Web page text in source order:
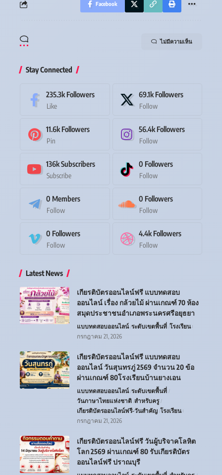
Facebook
ไม่มีความเห็น
Stay Connected
235.3k Followers
Like
69.1k Followers
Follow
11.6k Followers
Pin
56.4k Followers
Follow
136kSubscribers
Subscribe
0 Followers
Follow
0 Members
Follow
0 Followers
Follow
0 Followers
Follow
4.4k Followers
Follow
Latest News
เกียรติบัตรออนไลน์ฟรี แบบทดสอบ
ออนไลน์ เรื่อง กล้วยไม้ ผ่านเกณฑ์ 70 ห้อง
สมุดประชาชนอำเภอพระนครศรีอยุธยา
แบบทดสอบออนไลน์ ระดับเขตพื้นที่ โรงเรียน
กรกฎาคม 21, 2026
เกียรติบัตรออนไลน์ฟรี แบบทดสอบ
ออนไลน์ วันสุนทรภู่ 2569 จำนวน 20 ข้อ
ผ่านเกณฑ์ 80โรงเรียนบ้านยางเอน
แบบทดสอบออนไลน์ ระดับเขตพื้นที่
วันภาษาไทยแห่งชาติ สำหรับครู
เกียรติบัตรออนไลน์ฟรี-วันสำคัญ โรงเรียน
กรกฎาคม 21, 2026
เกียรติบัตรออนไลน์ฟรี วันผู้บริจาคโลหิต
โลก 2569 ผ่านเกณฑ์ 80 รับเกียรติบัตร
ออนไลน์ฟรี ปราณบุรี